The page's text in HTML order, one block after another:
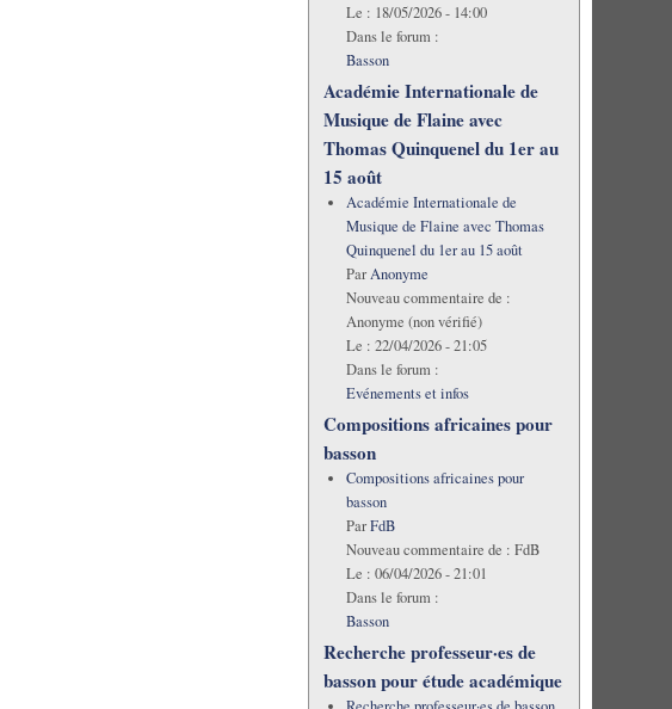
Le : 18/05/2026 - 14:00
Dans le forum :
Basson
Académie Internationale de
Musique de Flaine avec
Thomas Quinquenel du 1er au
15 août
Académie Internationale de
Musique de Flaine avec Thomas
Quinquenel du 1er au 15 août
ParAnonyme
Nouveau commentaire de :
Anonyme (non vérifié)
Le : 22/04/2026 - 21:05
Dans le forum :
Evénements et infos
Compositions africaines pour
basson
Compositions africaines pour
basson
ParFdB
Nouveau commentaire de : FdB
Le : 06/04/2026 - 21:01
Dans le forum :
Basson
Recherche professeur·es de
basson pour étude académique